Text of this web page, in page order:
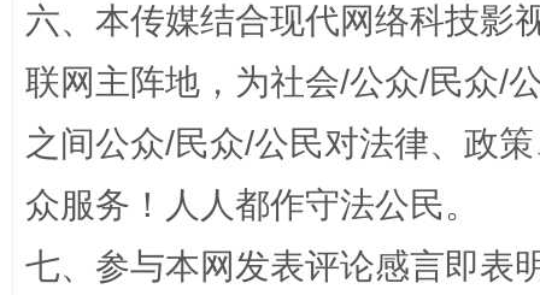
六、本传媒结合现代网络科技影
联网主阵地，为社会/公众/民众/
之间公众/民众/公民对法律、政
众服务！人人都作守法公民。
七、参与本网发表评论感言即表